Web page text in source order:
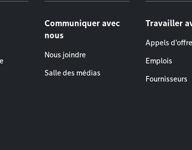
Communiquer avec
nous
Nous joindre
Salle des médias
Travailler
Appels
Emplois
Fournisseurs